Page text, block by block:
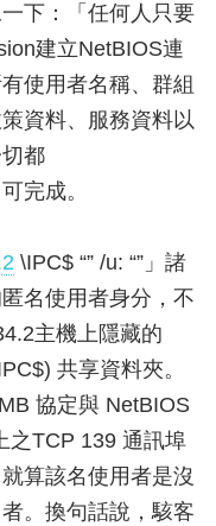
下：「任何人只要
建立NetBIOS連
使用者名稱、群組
資料、服務資料以
都
完成。
\IPC$ “” /u: “”」諸
名使用者身分，不
主機上隱藏的
共享資料夾。
協定與 NetBIOS
之TCP 139 通訊埠
算該名使用者是沒
。換句話說，駭客